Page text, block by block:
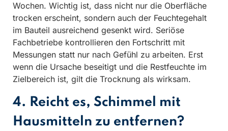
Wochen. Wichtig ist, dass nicht nur die Oberfläche
trocken erscheint, sondern auch der Feuchtegehalt
im Bauteil ausreichend gesenkt wird. Seriöse
Fachbetriebe kontrollieren den Fortschritt mit
Messungen statt nur nach Gefühl zu arbeiten. Erst
wenn die Ursache beseitigt und die Restfeuchte im
Zielbereich ist, gilt die Trocknung als wirksam.
4. Reicht es, Schimmel mit
Hausmitteln zu entfernen?